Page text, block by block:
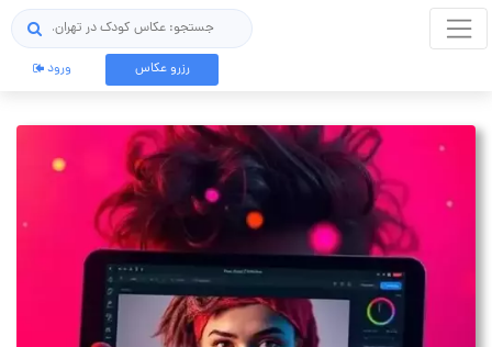
جستجو
رزرو عکاس ورود